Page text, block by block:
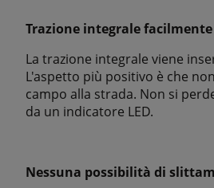
Trazione integrale
La trazione integrale viene
L'aspetto più positivo è che
campo alla strada. Non si
da un indicatore LED.
Nessuna possibilità di